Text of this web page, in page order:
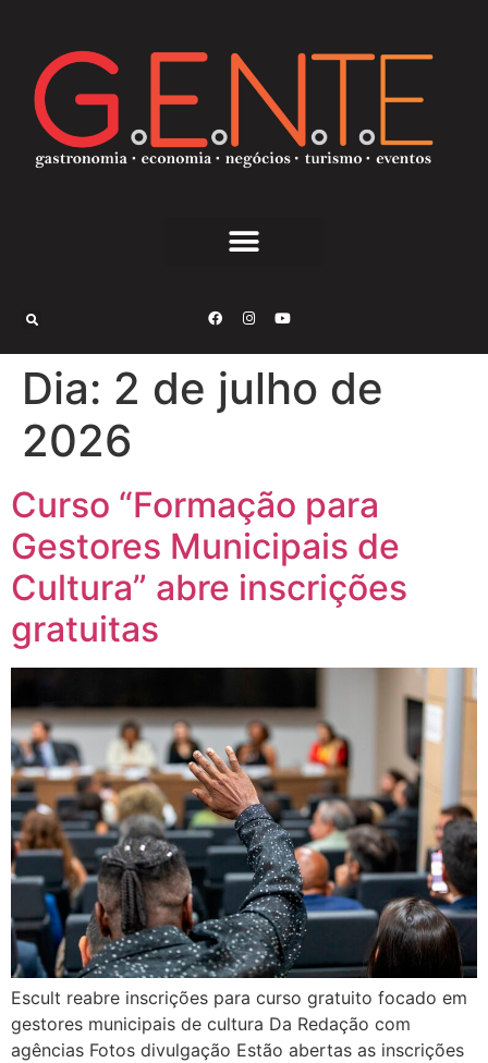
Dia: 2 de julho de
2026
Curso “Formação para
Gestores Municipais de
Cultura” abre inscrições
gratuitas
Escult reabre inscrições para curso gratuito focado em
gestores municipais de cultura Da Redação com
agências Fotos divulgação Estão abertas as inscrições